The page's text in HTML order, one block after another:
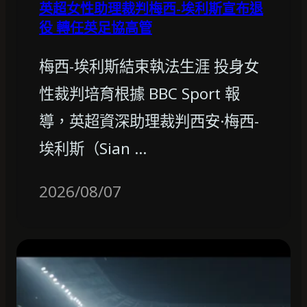
英超女性助理裁判梅西-埃利斯宣布退
役 轉任英足協高管
梅西-埃利斯結束執法生涯 投身女
性裁判培育根據 BBC Sport 報
導，英超資深助理裁判西安·梅西-
埃利斯（Sian …
2026/08/07